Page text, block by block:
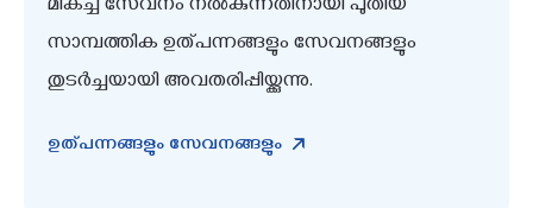
മികച്ച സേവനം നൽകുന്നതിനായി പുതിയ
സാമ്പത്തിക ഉത്പന്നങ്ങളും സേവനങ്ങളും
തുടർച്ചയായി അവതരിപ്പിയ്ക്കുന്നു.
ഉത്പന്നങ്ങളും സേവനങ്ങളും